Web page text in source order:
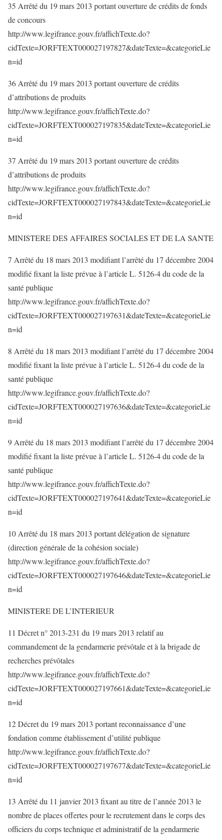
35 Arrêté du 19 mars 2013 portant ouverture de crédits de fonds
de concours
http://www.legifrance.gouv.fr/affichTexte.do?
cidTexte=JORFTEXT000027197827&dateTexte=&categorieLie
n=id
36 Arrêté du 19 mars 2013 portant ouverture de crédits
d’attributions de produits
http://www.legifrance.gouv.fr/affichTexte.do?
cidTexte=JORFTEXT000027197835&dateTexte=&categorieLie
n=id
37 Arrêté du 19 mars 2013 portant ouverture de crédits
d’attributions de produits
http://www.legifrance.gouv.fr/affichTexte.do?
cidTexte=JORFTEXT000027197843&dateTexte=&categorieLie
n=id
MINISTERE DES AFFAIRES SOCIALES ET DE LA SANTE
7 Arrêté du 18 mars 2013 modifiant l’arrêté du 17 décembre 2004
modifié fixant la liste prévue à l’article L. 5126-4 du code de la
santé publique
http://www.legifrance.gouv.fr/affichTexte.do?
cidTexte=JORFTEXT000027197631&dateTexte=&categorieLie
n=id
8 Arrêté du 18 mars 2013 modifiant l’arrêté du 17 décembre 2004
modifié fixant la liste prévue à l’article L. 5126-4 du code de la
santé publique
http://www.legifrance.gouv.fr/affichTexte.do?
cidTexte=JORFTEXT000027197636&dateTexte=&categorieLie
n=id
9 Arrêté du 18 mars 2013 modifiant l’arrêté du 17 décembre 2004
modifié fixant la liste prévue à l’article L. 5126-4 du code de la
santé publique
http://www.legifrance.gouv.fr/affichTexte.do?
cidTexte=JORFTEXT000027197641&dateTexte=&categorieLie
n=id
10 Arrêté du 18 mars 2013 portant délégation de signature
(direction générale de la cohésion sociale)
http://www.legifrance.gouv.fr/affichTexte.do?
cidTexte=JORFTEXT000027197646&dateTexte=&categorieLie
n=id
MINISTERE DE L’INTERIEUR
11 Décret n° 2013-231 du 19 mars 2013 relatif au
commandement de la gendarmerie prévôtale et à la brigade de
recherches prévôtales
http://www.legifrance.gouv.fr/affichTexte.do?
cidTexte=JORFTEXT000027197661&dateTexte=&categorieLie
n=id
12 Décret du 19 mars 2013 portant reconnaissance d’une
fondation comme établissement d’utilité publique
http://www.legifrance.gouv.fr/affichTexte.do?
cidTexte=JORFTEXT000027197677&dateTexte=&categorieLie
n=id
13 Arrêté du 11 janvier 2013 fixant au titre de l’année 2013 le
nombre de places offertes pour le recrutement dans le corps des
officiers du corps technique et administratif de la gendarmerie